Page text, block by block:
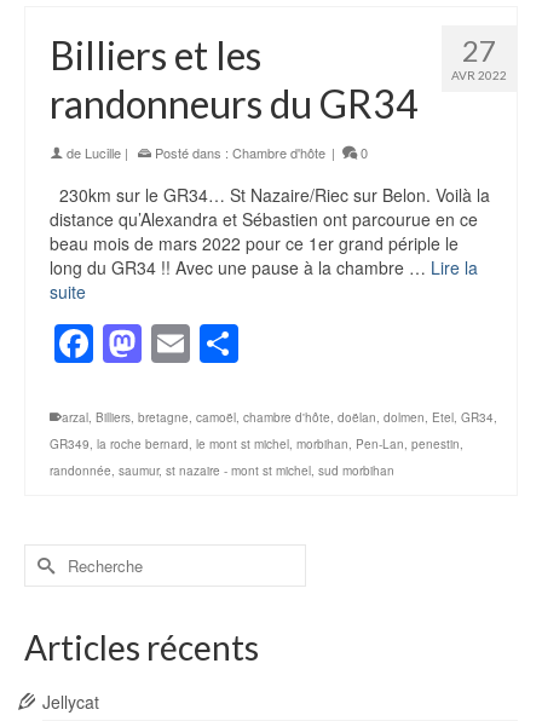
27
AVR 2022
Billiers et les
randonneurs du GR34
de Lucille | Posté dans : Chambre d'hôte | 0
230km sur le GR34… St Nazaire/Riec sur Belon. Voilà la
distance qu’Alexandra et Sébastien ont parcourue en ce
beau mois de mars 2022 pour ce 1er grand périple le
long du GR34 !! Avec une pause à la chambre … Lire la
suite
Facebook
Mastodon
Email
arzal, Billiers, bretagne, camoël, chambre d'hôte, doëlan, dolmen, Etel, GR34,
GR349, la roche bernard, le mont st michel, morbihan, Pen-Lan, penestin,
randonnée, saumur, st nazaire - mont st michel, sud morbihan
Rechercher :
Articles récents
Jellycat